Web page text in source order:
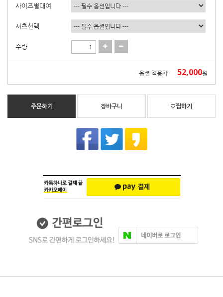
사이즈별대여
셔츠선택
수량
옵션 적용가 52,000원
주문하기 장바구니 ♡찜하기